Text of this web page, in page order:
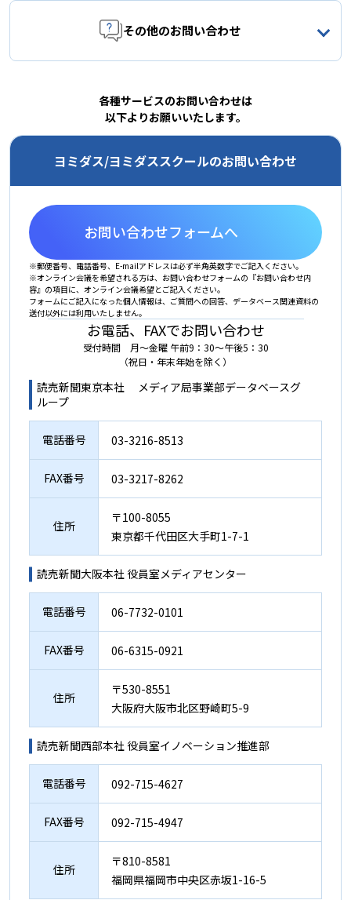
その他のお問い合わせ
各種サービスのお問い合わせは
以下よりお願いいたします。
ヨミダス/ヨミダススクールのお問い合わせ
お問い合わせフォームへ
※郵便番号、電話番号、E-mailアドレスは必ず半角英数字でご記入ください。
※オンライン会議を希望される方は、お問い合わせフォームの『お問い合わせ内
容』の項目に、オンライン会議希望とご記入ください。
フォームにご記入になった個人情報は、ご質問への回答、データベース関連資料の
送付以外には利用いたしません。
お電話、FAXでお問い合わせ
受付時間 月～金曜 午前9：30～午後5：30
（祝日・年末年始を除く）
読売新聞東京本社 メディア局事業部データベースグ
ループ
電話番号 03-3216-8513
FAX番号 03-3217-8262
住所
〒100-8055
東京都千代田区大手町1-7-1
読売新聞大阪本社 役員室メディアセンター
電話番号 06-7732-0101
FAX番号 06-6315-0921
住所
〒530-8551
大阪府大阪市北区野崎町5-9
読売新聞西部本社 役員室イノベーション推進部
電話番号 092-715-4627
FAX番号 092-715-4947
住所
〒810-8581
福岡県福岡市中央区赤坂1-16-5